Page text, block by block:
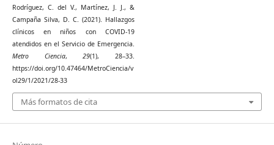
Rodríguez, C. del V., Martínez, J. J., &
Campaña Silva, D. C. (2021). Hallazgos
clínicos en niños con COVID-19
atendidos en el Servicio de Emergencia.
Metro Ciencia,29(1), 28–33.
https://doi.org/10.47464/MetroCiencia/v
ol29/1/2021/28-33
Más formatos de cita